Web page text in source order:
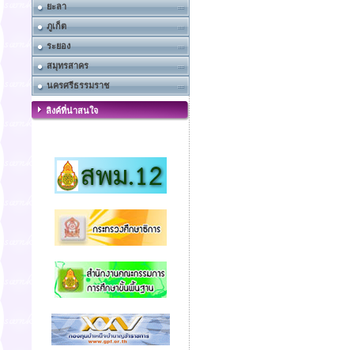
ยะลา
ภูเก็ต
ระยอง
สมุทรสาคร
นครศรีธรรมราช
ลิงค์ที่น่าสนใจ